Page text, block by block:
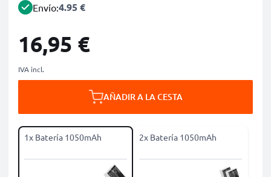
Envío:4.95 €
16,95 €
IVA incl.
AÑADIR A LA CESTA
1x Batería 1050mAh 2x Batería 1050mAh